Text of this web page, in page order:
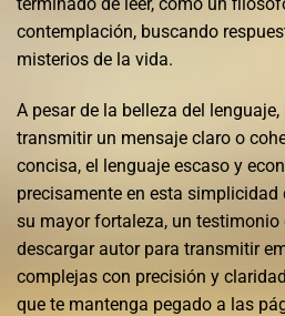
contemplación, buscando
misterios de la vida.
A pesar de la belleza del
transmitir un mensaje claro o
concisa, el lenguaje escaso y
precisamente en esta
su mayor fortaleza, un
descargar autor para transmitir
complejas con precisión y
que te mantenga pegado a las